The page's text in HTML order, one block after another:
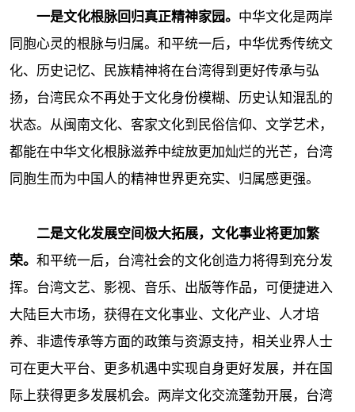
一是文化根脉回归真正精神家园。 中华文化是两岸
同胞心灵的根脉与归属。和平统一后，中华优秀传统文
化、历史记忆、民族精神将在台湾得到更好传承与弘
扬，台湾民众不再处于文化身份模糊、历史认知混乱的
状态。从闽南文化、客家文化到民俗信仰、文学艺术，
都能在中华文化根脉滋养中绽放更加灿烂的光芒，台湾
同胞生而为中国人的精神世界更充实、归属感更强。
二是文化发展空间极大拓展，文化事业将更加繁
荣。 和平统一后，台湾社会的文化创造力将得到充分发
挥。台湾文艺、影视、音乐、出版等作品，可便捷进入
大陆巨大市场，获得在文化事业、文化产业、人才培
养、非遗传承等方面的政策与资源支持，相关业界人士
可在更大平台、更多机遇中实现自身更好发展，并在国
际上获得更多发展机会。两岸文化交流蓬勃开展，台湾